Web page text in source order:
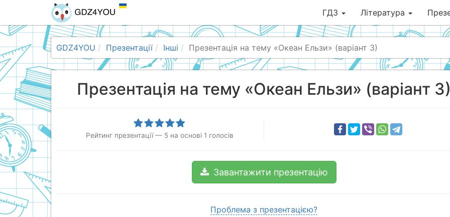
ГДЗ Література
GDZ4YOU Презентації Інші Презентація на тему «Океан Ельзи» (варіант 3)
Презентація на тему «Океан Ельзи» (варіант
Рейтинг презентації — 5 на основі 1 голосів
Завантажити презентацію
Проблема з презентацією?